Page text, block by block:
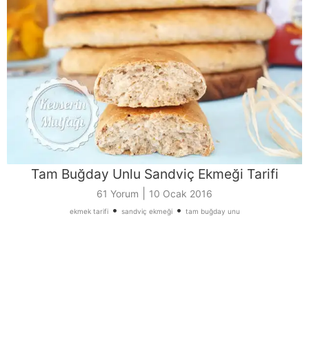
Tam Buğday Unlu Sandviç Ekmeği Tarifi
61 Yorum 10 Ocak 2016
ekmek tarifi• sandviç ekmeği• tam buğday unu